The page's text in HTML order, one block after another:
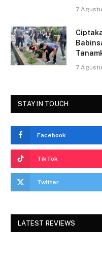
7
7
STAY IN TOUCH
Facebook
TikTok
Twitter
LATEST REVIEWS